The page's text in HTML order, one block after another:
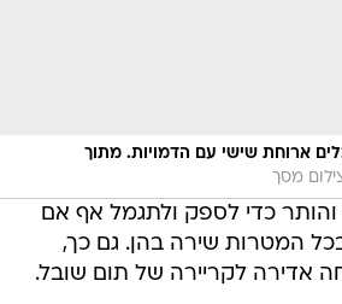
ארוחת שישי עם הדמויות. מתוך
מסך
והותר כדי לספק ולתגמל אף אם
בכל המטרות שירה בהן. גם כך,
אדירה לקריירה של תום שובל.